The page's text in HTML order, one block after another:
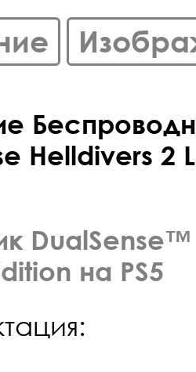
Helldivers 2
DualSense™
на PS5